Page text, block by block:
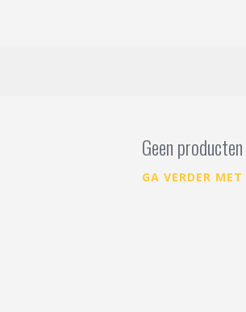
Geen
GA VERDER